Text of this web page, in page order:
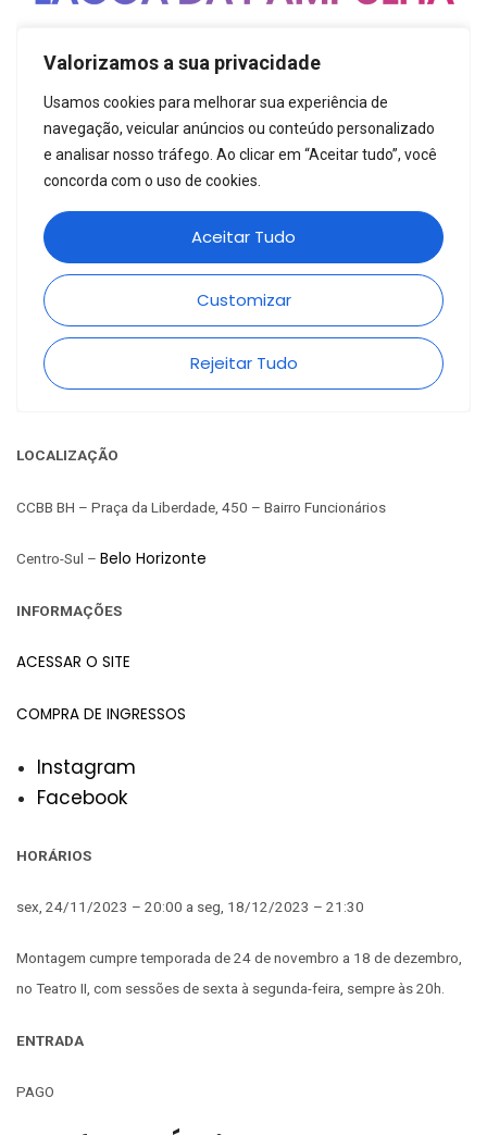
LOCALIZAÇÃO
CCBB BH – Praça da Liberdade, 450 – Bairro Funcionários
Centro-Sul – Belo Horizonte
INFORMAÇÕES
ACESSAR O SITE
COMPRA DE INGRESSOS
Instagram
Facebook
HORÁRIOS
sex, 24/11/2023 – 20:00 a seg, 18/12/2023 – 21:30
Montagem cumpre temporada de 24 de novembro a 18 de dezembro,
no Teatro II, com sessões de sexta à segunda-feira, sempre às 20h.
ENTRADA
PAGO